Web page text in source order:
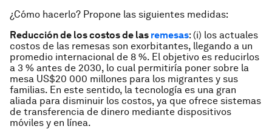
¿Cómo hacerlo? Propone las siguientes medidas:
Reducción de los costos de las remesas: (i) los actuales
costos de las remesas son exorbitantes, llegando a un
promedio internacional de 8 %. El objetivo es reducirlos
a 3 % antes de 2030, lo cual permitiría poner sobre la
mesa US$20 000 millones para los migrantes y sus
familias. En este sentido, la tecnología es una gran
aliada para disminuir los costos, ya que ofrece sistemas
de transferencia de dinero mediante dispositivos
móviles y en línea.